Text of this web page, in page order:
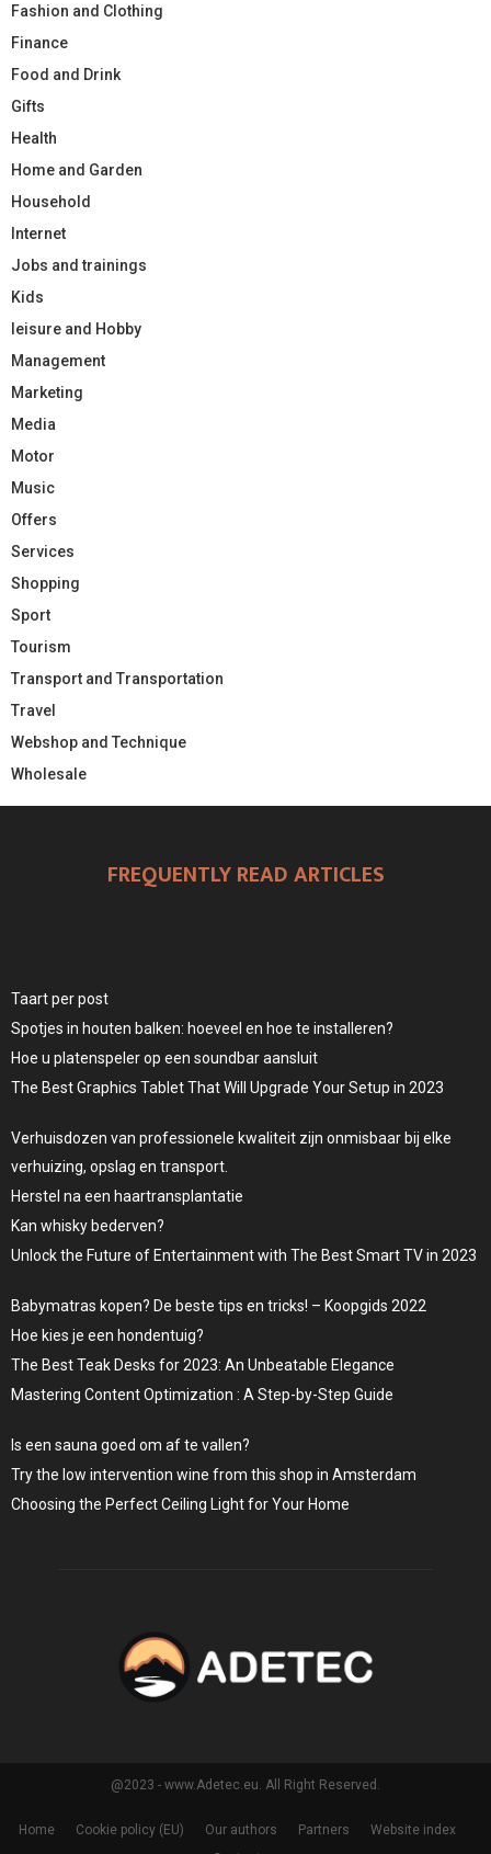
Fashion and Clothing
Finance
Food and Drink
Gifts
Health
Home and Garden
Household
Internet
Jobs and trainings
Kids
leisure and Hobby
Management
Marketing
Media
Motor
Music
Offers
Services
Shopping
Sport
Tourism
Transport and Transportation
Travel
Webshop and Technique
Wholesale
FREQUENTLY READ ARTICLES
Taart per post
Spotjes in houten balken: hoeveel en hoe te installeren?
Hoe u platenspeler op een soundbar aansluit
The Best Graphics Tablet That Will Upgrade Your Setup in 2023
Verhuisdozen van professionele kwaliteit zijn onmisbaar bij elke
verhuizing, opslag en transport.
Herstel na een haartransplantatie
Kan whisky bederven?
Unlock the Future of Entertainment with The Best Smart TV in 2023
Babymatras kopen? De beste tips en tricks! – Koopgids 2022
Hoe kies je een hondentuig?
The Best Teak Desks for 2023: An Unbeatable Elegance
Mastering Content Optimization : A Step-by-Step Guide
Is een sauna goed om af te vallen?
Try the low intervention wine from this shop in Amsterdam
Choosing the Perfect Ceiling Light for Your Home
@2023 - www.Adetec.eu. All Right Reserved.
Home Cookie policy (EU) Our authors Partners
Website index